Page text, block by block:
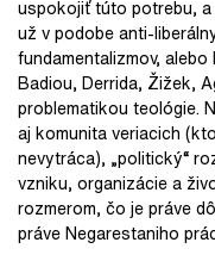
uspokojiť túto potrebu, a
už v podobe anti-
fundamentalizmov,
Badiou, Derrida, Žižek,
problematikou teológie.
aj komunita veriacich
nevytráca), „politický“
vzniku, organizácie a
rozmerom, čo je práve
práve Negarestaniho